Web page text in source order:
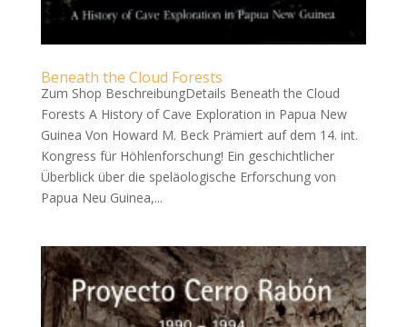
Beneath the Cloud Forests
Zum Shop BeschreibungDetails Beneath the Cloud
Forests A History of Cave Exploration in Papua New
Guinea Von Howard M. Beck Prämiert auf dem 14. int.
Kongress für Höhlenforschung! Ein geschichtlicher
Überblick über die speläologische Erforschung von
Papua Neu Guinea,...